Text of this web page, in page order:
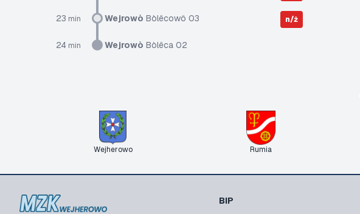
23 min Wejrowò Bòlëcowô 03 n/ż
24 min Wejrowò Bòlëca 02
Wejherowo Rumia
BIP